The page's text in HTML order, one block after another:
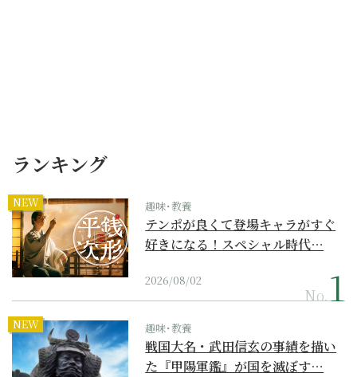
ランキング
NEW 趣味･教養
テンポが良くて登場キャラがすぐ
好きになる！スペシャル時代…
2026/08/02
No.
NEW 趣味･教養
戦国大名・武田信玄の事績を描い
た『甲陽軍鑑』が国を滅ぼす…